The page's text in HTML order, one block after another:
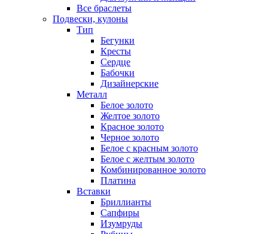
Все браслеты
Подвески, кулоны
Тип
Бегунки
Кресты
Сердце
Бабочки
Дизайнерские
Металл
Белое золото
Желтое золото
Красное золото
Черное золото
Белое с красным золото
Белое с желтым золото
Комбинированное золото
Платина
Вставки
Бриллианты
Сапфиры
Изумруды